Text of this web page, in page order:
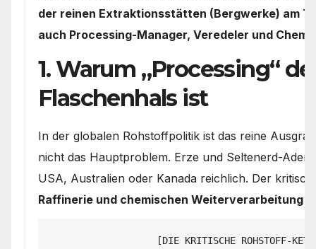
der reinen Extraktionsstätten (Bergwerke) am
auch Processing-Manager, Veredeler und
1. Warum „Processing“
Flaschenhals ist
In der globalen Rohstoffpolitik ist das reine
nicht das Hauptproblem. Erze und Seltenerd-
USA, Australien oder Kanada reichlich. Der
Raffinerie und chemischen Weiterverarbeitung (